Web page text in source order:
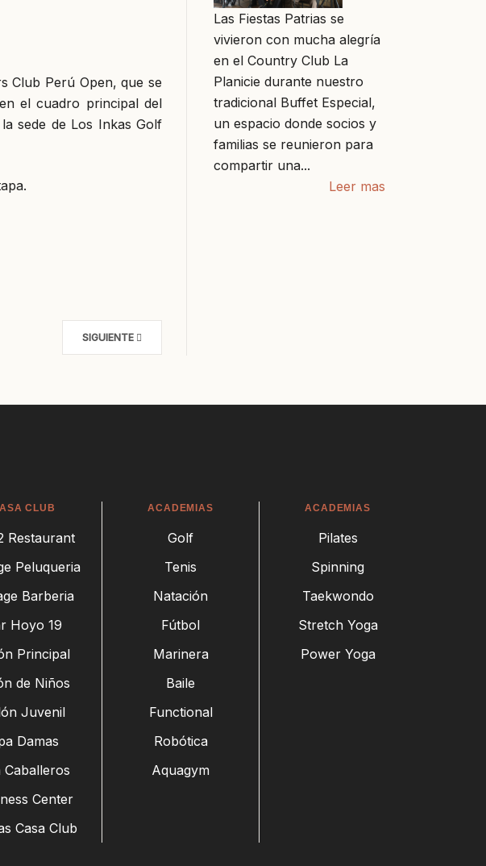
Club Perú Open, que se
el cuadro principal del
sede de Los Inkas Golf
SIGUIENTE
Las Fiestas Patrias se
vivieron con mucha alegría
en el Country Club La
Planicie durante nuestro
tradicional Buffet Especial,
un espacio donde socios y
familias se reunieron para
compartir una...
Leer mas
CLUB
Restaurant
Peluqueria
Barberia
Hoyo 19
Principal
de Niños
Juvenil
Damas
Caballeros
Center
Casa Club
ACADEMIAS
Golf
Tenis
Natación
Fútbol
Marinera
Baile
Functional
Robótica
Aquagym
ACADEMIAS
Pilates
Spinning
Taekwondo
Stretch Yoga
Power Yoga